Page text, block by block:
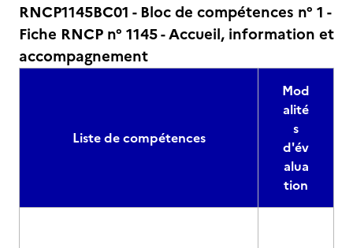
RNCP1145BC01 - Bloc de compétences n° 1 -
Fiche RNCP n° 1145 - Accueil, information et
accompagnement
Liste de compétences
Mod
alité
s
d'év
alua
tion